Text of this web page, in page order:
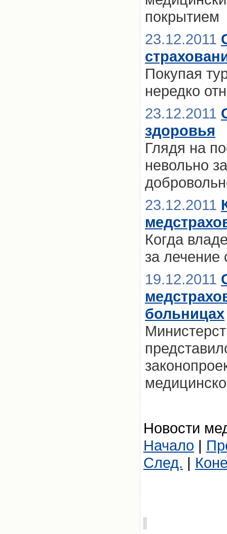
покрытием
23.12.2011
Покупая
нередко
23.12.2011
здоровья
Глядя на
невольно
23.12.2011
Когда
за лечение
19.12.2011
больницах
Новости
Начало |
След. |